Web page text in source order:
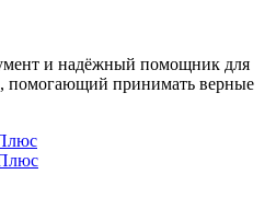
и надёжный помощник для
помогающий принимать верные